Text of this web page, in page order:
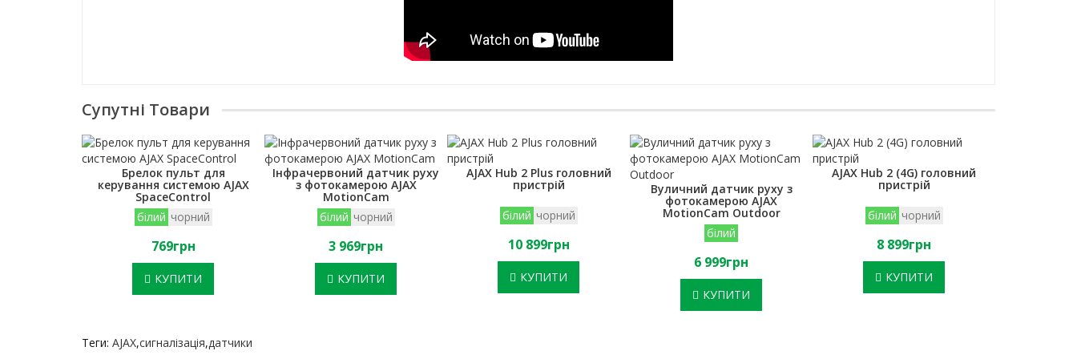
Супутні Товари
Брелок пульт для
керування системою AJAX
SpaceControl
білий чорний
769грн
КУПИТИ
Інфрачервоний датчик руху
з фотокамерою AJAX
MotionCam
білий чорний
3 969грн
КУПИТИ
AJAX Hub 2 Plus головний
пристрій
білий чорний
10 899грн
КУПИТИ
Вуличний датчик руху з
фотокамерою AJAX
MotionCam Outdoor
білий
6 999грн
КУПИТИ
AJAX Hub 2 (4G) головний
пристрій
білий чорний
8 899грн
КУПИТИ
Теги: AJAX,сигналізація,датчики